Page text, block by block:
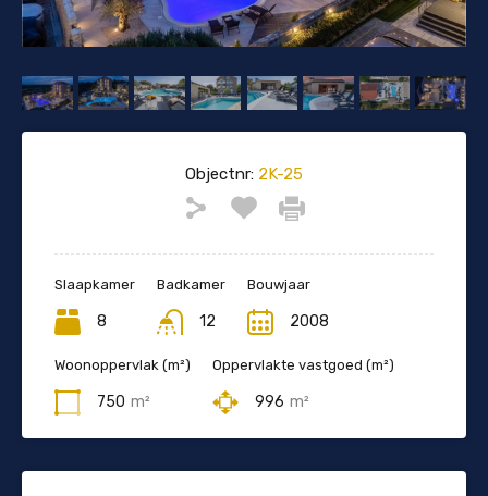
Objectnr: 2K-25
Slaapkamer
8
Badkamer
12
Bouwjaar
2008
Woonoppervlak (m²)
750 m²
Oppervlakte vastgoed (m²)
996 m²